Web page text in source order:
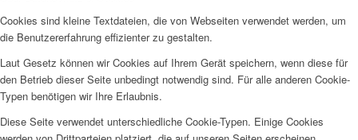
Cookies sind kleine Textdateien, die von Webseiten verwendet werden, um
die Benutzererfahrung effizienter zu gestalten.
Laut Gesetz können wir Cookies auf Ihrem Gerät speichern, wenn diese für
den Betrieb dieser Seite unbedingt notwendig sind. Für alle anderen Cookie-
Typen benötigen wir Ihre Erlaubnis.
Diese Seite verwendet unterschiedliche Cookie-Typen. Einige Cookies